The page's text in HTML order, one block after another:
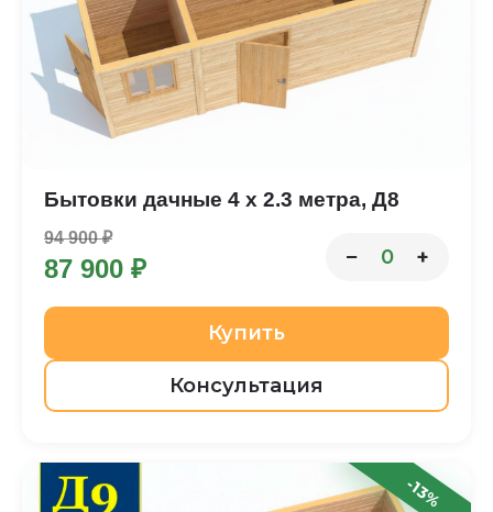
Бытовки дачные 4 х 2.3 метра, Д8
94 900 ₽
87 900 ₽ − 0 +
Купить
Консультация
-13%